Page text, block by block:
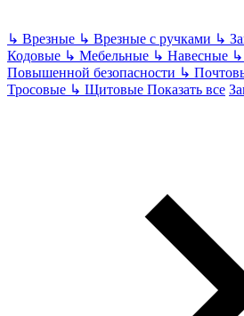
↳ Врезные ↳ Врезные с ручками ↳
Кодовые ↳ Мебельные ↳ Навесные ↳
Повышенной безопасности ↳
Тросовые ↳ Щитовые Показать все